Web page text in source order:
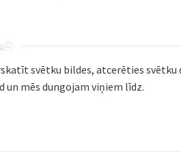
svētku bildes, atcerēties svētku
un mēs dungojam viņiem līdz.